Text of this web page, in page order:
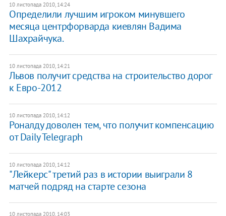
10 листопада 2010, 14:24
Определили лучшим игроком минувшего
месяца центрфорварда киевлян Вадима
Шахрайчука.
10 листопада 2010, 14:21
Львов получит средства на строительство дорог
к Евро-2012
10 листопада 2010, 14:12
Роналду доволен тем, что получит компенсацию
от Daily Telegraph
10 листопада 2010, 14:12
"Лейкерс" третий раз в истории выиграли 8
матчей подряд на старте сезона
10 листопада 2010, 14:03